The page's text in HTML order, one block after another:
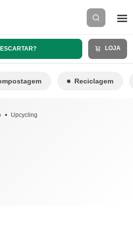
LOJA
Reciclagem
Upcycling